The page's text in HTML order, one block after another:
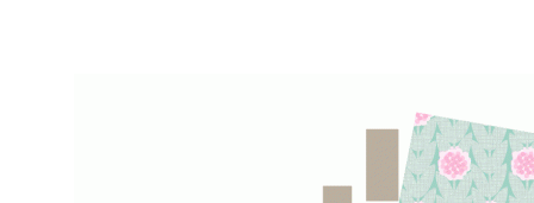
QuicheGirl